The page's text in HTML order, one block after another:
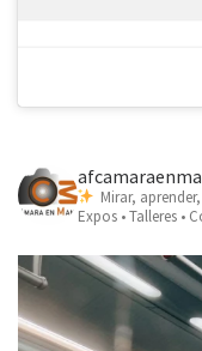
Mirar,
Expos • Talleres •